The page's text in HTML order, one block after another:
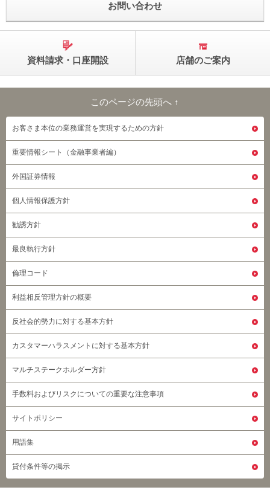
お問い合わせ
資料請求・口座開設 店舗のご案内
このページの先頭へ
このページの先頭へ ↑
お客さま本位の業務運営を実現するための方針
重要情報シート（金融事業者編）
外国証券情報
個人情報保護方針
勧誘方針
最良執行方針
倫理コード
利益相反管理方針の概要
反社会的勢力に対する基本方針
カスタマーハラスメントに対する基本方針
マルチステークホルダー方針
手数料およびリスクについての重要な注意事項
サイトポリシー
用語集
貸付条件等の掲示